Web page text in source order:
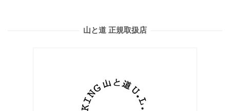
山と道 正規取扱店